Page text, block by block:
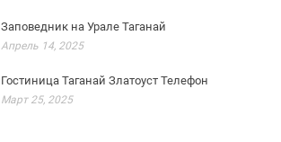
Заповедник на Урале Таганай
Апрель 14, 2025
Гостиница Таганай Златоуст Телефон
Март 25, 2025